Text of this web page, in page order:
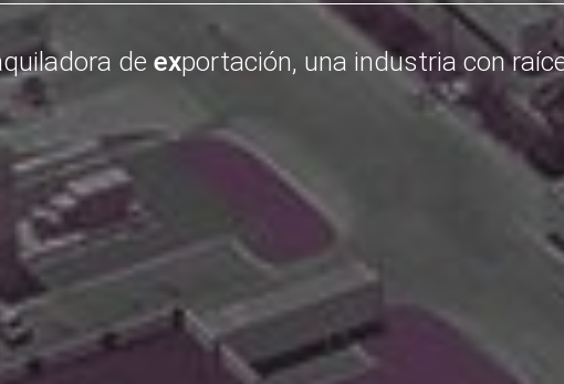
La plataforma de noticias, de la Industria
La plataforma de noticias, de la Industria Maquiladora -->